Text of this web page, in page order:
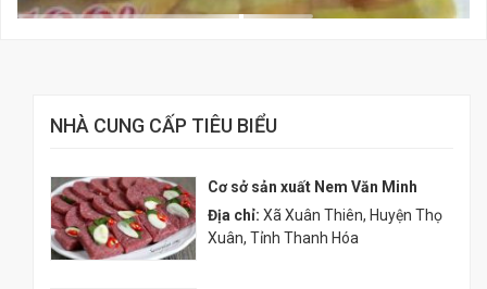
NHÀ CUNG CẤP TIÊU BIỂU
Cơ sở sản xuất Nem Văn Minh
Địa chỉ: Xã Xuân Thiên, Huyện Thọ
Xuân, Tỉnh Thanh Hóa